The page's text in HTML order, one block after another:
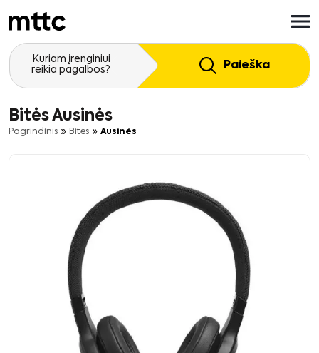
prie
pagrindinio
turinioKuriam įrenginiui
reikia pagalbos?
Paieška
Bitės Ausinės
Pagrindinis » Bitės » Ausinės